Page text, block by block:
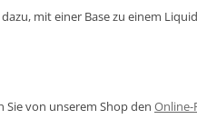
mit einer Base zu einem
von unserem Shop den Online-